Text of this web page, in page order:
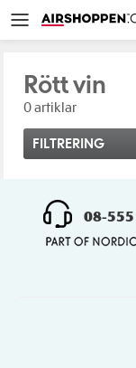
Rött vin
0 artiklar
FILTRERING
08-